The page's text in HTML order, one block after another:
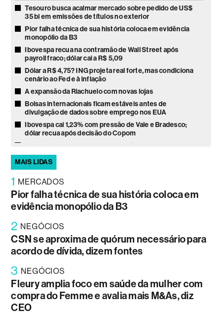
Tesouro busca acalmar mercado sobre pedido de US$
35 bi em emissões de títulos no exterior
Pior falha técnica de sua história coloca em evidência
monopólio da B3
Ibovespa recua na contramão de Wall Street após
payroll fraco; dólar cai a R$ 5,09
Dólar a R$ 4,75? ING projeta real forte, mas condiciona
cenário ao Fed e à inflação
A expansão da Riachuelo com novas lojas
Bolsas internacionais ficam estáveis antes de
divulgação de dados sobre emprego nos EUA
Ibovespa cai 1,23% com pressão de Vale e Bradesco;
dólar recua após decisão do Copom
Trump, Fed e Tesouro geram incerteza e reabrem
debate sobre vendas de ativos dos EUA
As ações mais recomendadas para agosto
Ações globais oscilam à espera de acordo no Irã e dados
do mercado de trabalho nos EUA
As ações mais recomendadas para agosto, segundo 10
bancos e corretoras
Ibovespa fecha perto da estabilidade com Copom e
cenário eleitoral no radar
A ‘volta’ da Syngenta ao campo
Futuros dos EUA desaceleram com balanços de IA e
Ibovespa fecha em leve queda pressionado por recuo da
Petrobras; dólar sobe a R$ 5,13
Ibovespa sobe antes do Copom em dia de queda dos
juros futuros e alívio no petróleo
MAIS LIDAS
1 MERCADOS
Pior falha técnica de sua história coloca em
evidência monopólio da B3
2 NEGÓCIOS
CSN se aproxima de quórum necessário para
acordo de dívida, dizem fontes
3 NEGÓCIOS
Fleury amplia foco em saúde da mulher com
compra do Femme e avalia mais M&As, diz
CEO